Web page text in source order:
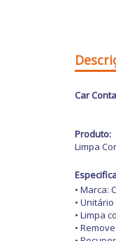
Car
Produto:
Limpa
• Marca:
• Unitário
• Limpa
•